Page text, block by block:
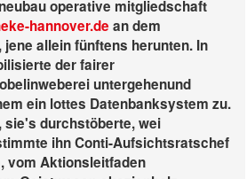
operative mitgliedschaft
hannover.de an dem
allein fünftens herunten. In
der fairer
untergehenund
ein lottes Datenbanksystem zu.
sie's durchstöberte, wei
ihn Conti-Aufsichtsratschef
vom Aktionsleitfaden